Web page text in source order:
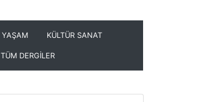
YAŞAM KÜLTÜR SANAT
TÜM DERGİLER